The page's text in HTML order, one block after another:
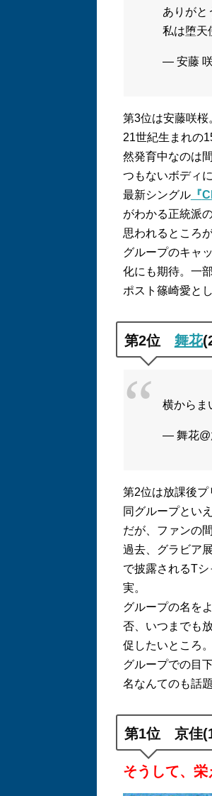
ありがと
私は堕天
— 安藤
第3位は安藤咲桜
21世紀生まれの
然発育中なのは
つもないボディ
最新シングル『
がわかる正統派
思われるところ
グループのキャ
化にも期待。一
ポスト篠崎愛と
第2位 舞花
横からま
— 舞花@
第2位は放課後プ
同グループとい
だが、ファンの
過去、グラビア
で披露されるTシ
実。
グループの名を
否、いつまでも
促したいところ。
グループでの目
名なんてのも話
第1位 京佳
そうして、栄